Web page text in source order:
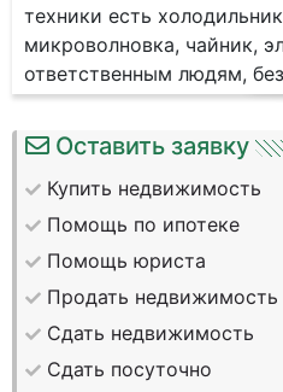
техники есть
микроволновка, чайник,
ответственным людям,
Оставить заявку
Купить недвижимость
Помощь по ипотеке
Помощь юриста
Продать недвижимость
Сдать недвижимость
Сдать посуточно